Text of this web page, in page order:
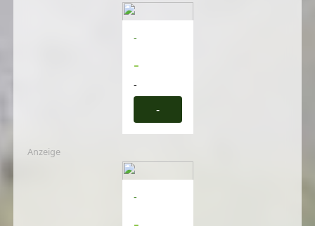
-
-
-
-
Anzeige
-